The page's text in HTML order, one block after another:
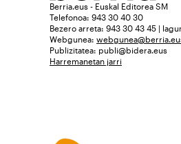
Berria.eus - Euskal Editorea SM
Telefonoa: 943 30 40 30
Bezero arreta: 943 30 43 45 |
Webgunea:
Publizitatea: publi@bidera.eus
Harremanetan jarri